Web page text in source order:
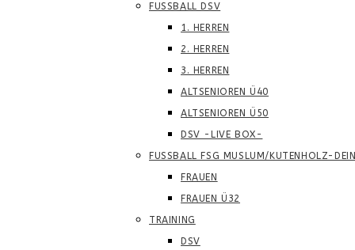
FUSSBALL DSV
1. HERREN
2. HERREN
3. HERREN
ALTSENIOREN Ü40
ALTSENIOREN Ü50
DSV -LIVE BOX-
FUSSBALL FSG MUSLUM/KUTENHOLZ-
FRAUEN
FRAUEN Ü32
TRAINING
DSV